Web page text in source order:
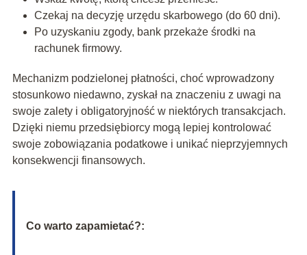
Czekaj na decyzję urzędu skarbowego (do 60 dni).
Po uzyskaniu zgody, bank przekaże środki na
rachunek firmowy.
Mechanizm podzielonej płatności, choć wprowadzony
stosunkowo niedawno, zyskał na znaczeniu z uwagi na
swoje zalety i obligatoryjność w niektórych transakcjach.
Dzięki niemu przedsiębiorcy mogą lepiej kontrolować
swoje zobowiązania podatkowe i unikać nieprzyjemnych
konsekwencji finansowych.
Co warto zapamietać?: